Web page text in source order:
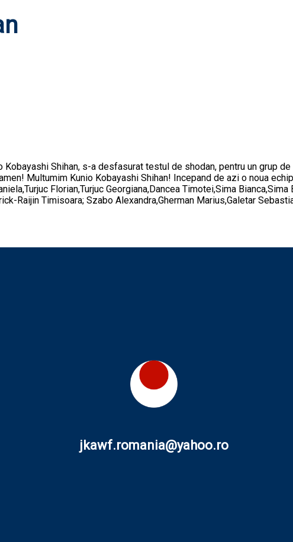
Shihan, s-a desfasurat testul de shodan, pentru un grup
Multumim Kunio Kobayashi Shihan! Incepand de azi o noua
Florian,Turjuc Georgiana,Dancea Timotei,Sima
Raijin Timisoara; Szabo Alexandra,Gherman Marius,Galetar
jkawf.romania@yahoo.ro